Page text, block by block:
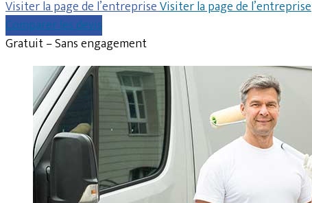
Visiter la page de l’entrepriseVisiter la page de l’entreprise
Comparer les devis
Gratuit – Sans engagement